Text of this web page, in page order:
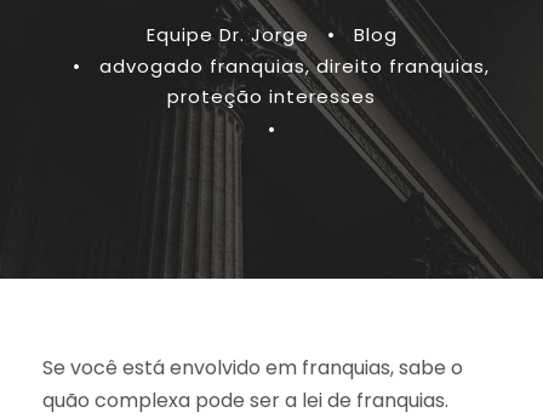
Equipe Dr. Jorge •
Blog
•
advogado franquias, direito franquias,
proteção interesses
•
Se você está envolvido em franquias, sabe o
quão complexa pode ser a lei de franquias.